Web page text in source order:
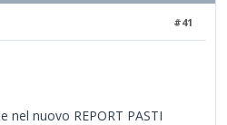
#41
nuovo REPORT PASTI